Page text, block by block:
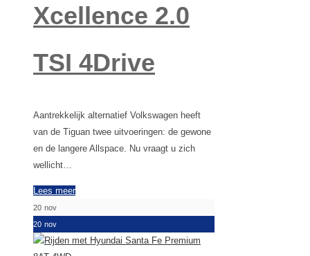
Xcellence 2.0
TSI 4Drive
Aantrekkelijk alternatief Volkswagen heeft
van de Tiguan twee uitvoeringen: de gewone
en de langere Allspace. Nu vraagt u zich
wellicht…
Lees meer
20 nov
20 nov